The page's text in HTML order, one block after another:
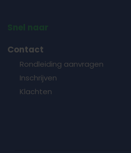
Snel naar
Contact
Rondleiding aanvragen
Inschrijven
Klachten